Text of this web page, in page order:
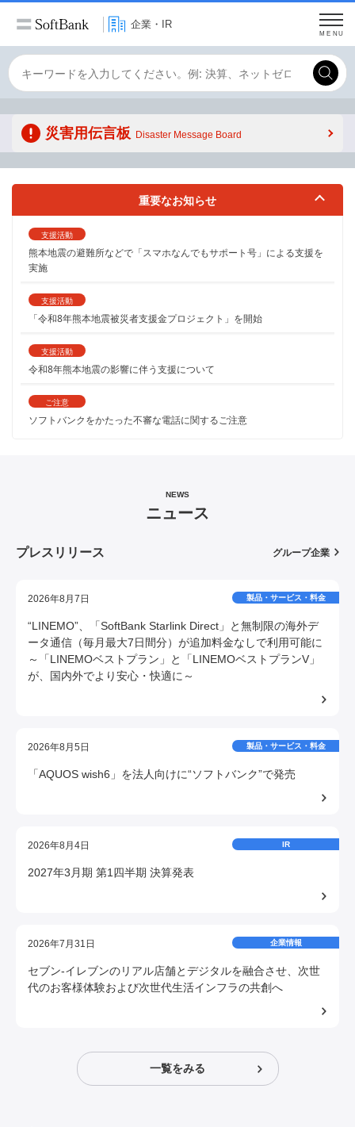
企業・IR
MENU
Conduct
a
search
Submit
災害用伝言板 Disaster Message Board
重要なお知らせ
支援活動
熊本地震の避難所などで「スマホなんでもサポート号」による支援を
実施
支援活動
「令和8年熊本地震被災者支援金プロジェクト」を開始
支援活動
令和8年熊本地震の影響に伴う支援について
ご注意
ソフトバンクをかたった不審な電話に関するご注意
NEWS
ニュース
プレスリリース グループ企業
2026年8月7日 製品・サービス・料金
“LINEMO”、「SoftBank Starlink Direct」と無制限の海外デ
ータ通信（毎月最大7日間分）が追加料金なしで利用可能に
～「LINEMOベストプラン」と「LINEMOベストプランV」
が、国内外でより安心・快適に～
2026年8月5日 製品・サービス・料金
「AQUOS wish6」を法人向けに“ソフトバンク”で発売
2026年8月4日 IR
2027年3月期 第1四半期 決算発表
2026年7月31日 企業情報
セブン-イレブンのリアル店舗とデジタルを融合させ、次世
代のお客様体験および次世代生活インフラの共創へ
一覧をみる